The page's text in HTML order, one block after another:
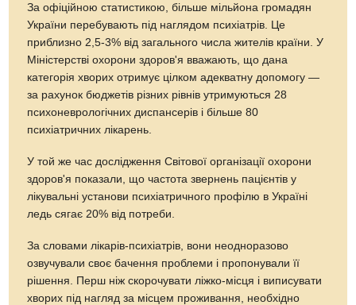
За офіційною статистикою, більше мільйона громадян
України перебувають під наглядом психіатрів. Це
приблизно 2,5-3% від загального числа жителів країни. У
Міністерстві охорони здоров'я вважають, що дана
категорія хворих отримує цілком адекватну допомогу —
за рахунок бюджетів різних рівнів утримуються 28
психоневрологічних диспансерів і більше 80
психіатричних лікарень.
У той же час дослідження Світової організації охорони
здоров'я показали, що частота звернень пацієнтів у
лікувальні установи психіатричного профілю в Україні
ледь сягає 20% від потреби.
За словами лікарів-психіатрів, вони неодноразово
озвучували своє бачення проблеми і пропонували її
рішення. Перш ніж скорочувати ліжко-місця і виписувати
хворих під нагляд за місцем проживання, необхідно